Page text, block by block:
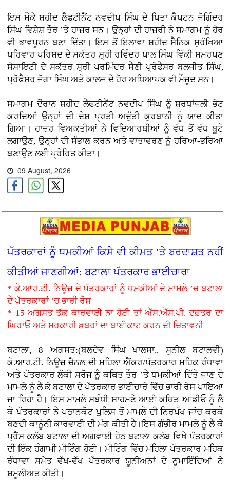
ਇਸ ਮੌਕੇ ਸ਼ਹੀਦ ਲੈਫਟੀਨੈਂਟ ਨਵਦੀਪ ਸਿੰਘ ਦੇ ਪਿਤਾ ਕੈਪਟਨ ਜੋਗਿੰਦਰ
ਸਿੰਘ ਵਿਸ਼ੇਸ਼ ਤੌਰ ’ਤੇ ਹਾਜ਼ਰ ਸਨ। ਉਨ੍ਹਾਂ ਦੀ ਹਾਜ਼ਰੀ ਨੇ ਸਮਾਗਮ ਨੂੰ ਹੋਰ
ਵੀ ਭਾਵਪੂਰਨ ਬਣਾ ਦਿੱਤਾ। ਇਸ ਤੋਂ ਇਲਾਵਾ ਸ਼ਹੀਦ ਸੈਨਿਕ ਸੁਰੱਖਿਆ
ਪਰਿਵਾਰ ਪਰਿਸ਼ਦ ਦੇ ਸਕੱਤਰ ਸ੍ਰੀ ਰਵਿੰਦਰ ਪਾਲ ਸਿੰਘ ਵਿੱਕੀ ਸਮਰਪਣ
ਸੋਸਾਇਟੀ ਦੇ ਸਕੱਤਰ ਸ੍ਰੀ ਪਰਮਿੰਦਰ ਸੈਣੀ ਪ੍ਰੋਫੈਸਰ ਬਲਜੀਤ ਸਿੰਘ,
ਪ੍ਰੋਫੈਸਰ ਜੋਗਾ ਸਿੰਘ ਅਤੇ ਕਾਲਜ ਦੇ ਹੋਰ ਅਧਿਆਪਕ ਵੀ ਮੌਜੂਦ ਸਨ।
ਸਮਾਗਮ ਦੌਰਾਨ ਸ਼ਹੀਦ ਲੈਫਟੀਨੈਂਟ ਨਵਦੀਪ ਸਿੰਘ ਨੂੰ ਸ਼ਰਧਾਂਜਲੀ ਭੇਟ
ਕਰਦਿਆਂ ਉਨ੍ਹਾਂ ਦੀ ਦੇਸ਼ ਪ੍ਰਤੀ ਅਦੁੱਤੀ ਕੁਰਬਾਨੀ ਨੂੰ ਯਾਦ ਕੀਤਾ
ਗਿਆ। ਹਾਜ਼ਰ ਵਿਅਕਤੀਆਂ ਨੇ ਵਿਦਿਆਰਥੀਆਂ ਨੂੰ ਵੱਧ ਤੋਂ ਵੱਧ ਬੂਟੇ
ਲਗਾਉਣ, ਉਨ੍ਹਾਂ ਦੀ ਸੰਭਾਲ ਕਰਨ ਅਤੇ ਵਾਤਾਵਰਣ ਨੂੰ ਹਰਿਆ-ਭਰਿਆ
ਬਣਾਉਣ ਲਈ ਪ੍ਰੇਰਿਤ ਕੀਤਾ।
09 August, 2026
ਪੱਤਰਕਾਰਾਂ ਨੂੰ ਧਮਕੀਆਂ ਕਿਸੇ ਵੀ ਕੀਮਤ ’ਤੇ ਬਰਦਾਸ਼ਤ ਨਹੀਂ
ਕੀਤੀਆਂ ਜਾਣਗੀਆਂ: ਬਟਾਲਾ ਪੱਤਰਕਾਰ ਭਾਈਚਾਰਾ
* ਕੇ.ਆਰ.ਟੀ. ਨਿਊਜ਼ ਦੇ ਪੱਤਰਕਾਰਾਂ ਨੂੰ ਧਮਕੀਆਂ ਦੇ ਮਾਮਲੇ ’ਚ ਬਟਾਲਾ
ਦੇ ਪੱਤਰਕਾਰਾਂ ’ਚ ਭਾਰੀ ਰੋਸ
* 15 ਅਗਸਤ ਤੱਕ ਕਾਰਵਾਈ ਨਾ ਹੋਈ ਤਾਂ ਐੱਸ.ਐੱਸ.ਪੀ. ਦਫ਼ਤਰ ਦਾ
ਘਿਰਾਓ ਅਤੇ ਸਰਕਾਰੀ ਖ਼ਬਰਾਂ ਦਾ ਬਾਈਕਾਟ ਕਰਨ ਦੀ ਚਿਤਾਵਨੀ
ਬਟਾਲਾ, 8 ਅਗਸਤ:(ਬਲਦੇਵ ਸਿੰਘ ਖਾਲਸਾ,, ਸੁਨੀਲ ਬਟਾਲਵੀ)
ਕੇ.ਆਰ.ਟੀ. ਨਿਊਜ਼ ਚੈਨਲ ਦੀ ਮਹਿਲਾ ਐਂਕਰ/ਪੱਤਰਕਾਰ ਮਹਿਕ ਰੰਧਾਵਾ
ਅਤੇ ਪੱਤਰਕਾਰ ਲੱਕੀ ਸਰੋਜ ਨੂੰ ਕਥਿਤ ਤੌਰ ’ਤੇ ਧਮਕੀਆਂ ਦਿੱਤੇ ਜਾਣ ਦੇ
ਮਾਮਲੇ ਨੂੰ ਲੈ ਕੇ ਬਟਾਲਾ ਦੇ ਪੱਤਰਕਾਰ ਭਾਈਚਾਰੇ ਵਿੱਚ ਭਾਰੀ ਰੋਸ ਪਾਇਆ
ਜਾ ਰਿਹਾ ਹੈ। ਇਸ ਮਾਮਲੇ ਸਬੰਧੀ ਸਾਹਮਣੇ ਆਈ ਕਥਿਤ ਆਡੀਓ ਨੂੰ ਲੈ
ਕੇ ਪੱਤਰਕਾਰਾਂ ਨੇ ਪਠਾਨਕੋਟ ਪੁਲਿਸ ਤੋਂ ਮਾਮਲੇ ਦੀ ਨਿਰਪੱਖ ਜਾਂਚ ਕਰਕੇ
ਬਣਦੀ ਕਾਨੂੰਨੀ ਕਾਰਵਾਈ ਦੀ ਮੰਗ ਕੀਤੀ ਹੈ।ਇਸ ਗੰਭੀਰ ਮਾਮਲੇ ਨੂੰ ਲੈ ਕੇ
ਪ੍ਰੈੱਸ ਕਲੱਬ ਬਟਾਲਾ ਦੀ ਅਗਵਾਈ ਹੇਠ ਬਟਾਲਾ ਕਲੱਬ ਵਿਖੇ ਪੱਤਰਕਾਰਾਂ
ਦੀ ਇੱਕ ਹੰਗਾਮੀ ਮੀਟਿੰਗ ਹੋਈ। ਮੀਟਿੰਗ ਵਿੱਚ ਮਹਿਲਾ ਪੱਤਰਕਾਰ ਮਹਿਕ
ਰੰਧਾਵਾ ਸਮੇਤ ਵੱਖ-ਵੱਖ ਪੱਤਰਕਾਰ ਯੂਨੀਅਨਾਂ ਦੇ ਨੁਮਾਇੰਦਿਆਂ ਨੇ
ਸ਼ਮੂਲੀਅਤ ਕੀਤੀ।